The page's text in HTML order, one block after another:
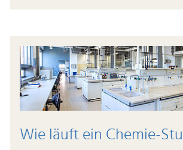
Wie läuft ein Chemie-